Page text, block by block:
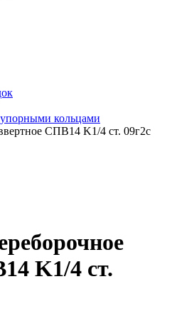
кольцами
СПВ14 K1/4 ст. 09г2с
K1/4 ст.